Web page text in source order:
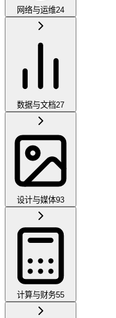
网络与运维24
数据与文档27
设计与媒体93
计算与财务55